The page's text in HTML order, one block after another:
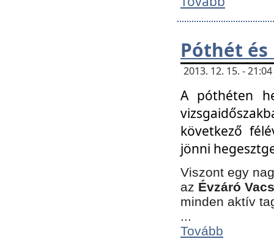
Póthét és
2013. 12. 15. -
A póthéten
következő
jönni
Viszont egy
az Évzáró
minden aktív
...
Tovább